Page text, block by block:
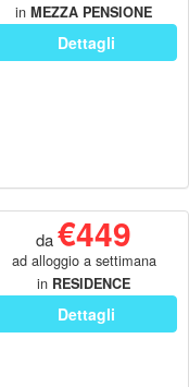
in MEZZA PENSIONE
Dettagli
da€449
ad alloggio a settimana
in RESIDENCE
Dettagli